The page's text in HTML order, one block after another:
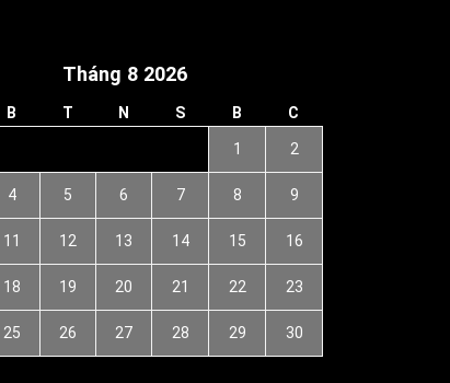
Tháng 8 2026
B T N S B C
1 2
4 5 6 7 8 9
11 12 13 14 15 16
18 19 20 21 22 23
25 26 27 28 29 30